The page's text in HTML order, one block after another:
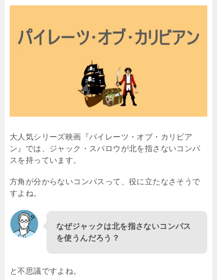
大人気シリーズ映画『パイレーツ・オブ・カリビア
ン』では、ジャック・スパロウが北を指さないコンパ
スを持っています。
方角が分からないコンパスって、役に立たなさそうで
すよね。
なぜジャックは北を指さないコンパス
を使うんだろう？
と不思議ですよね。